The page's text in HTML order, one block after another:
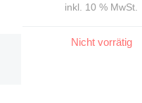
inkl. 10 % MwSt.
Nicht vorrätig